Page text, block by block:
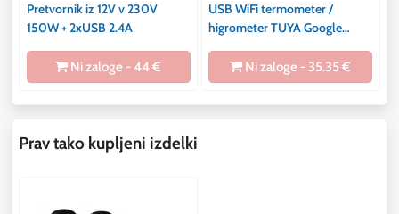
Pretvornik iz 12V v 230V
150W + 2xUSB 2.4A
Ni zaloge - 44 €
USB WiFi termometer /
higrometer TUYA Google
Ni zaloge - 35.35 €
Prav tako kupljeni izdelki